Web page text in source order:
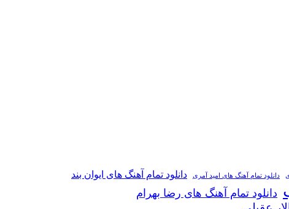
دانلود تمام آهنگ های امید آمری دانلود تمام آهنگ های ایوان بند
دانلود تمام آهنگ های رضا بهرام